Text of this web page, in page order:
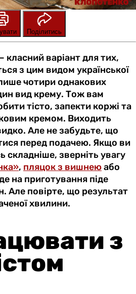
Поділитись
класний варіант для тих,
з цим видом української
чотири однакових
вид крему. Тож вам
тісто, запекти коржі та
кремом. Виходить
Але не забудьте, що
перед подачею. Якщо ви
складніше, зверніть увагу
, пляцок з вишнеюабо
на приготування піде
Але повірте, що результат
хвилини.
з